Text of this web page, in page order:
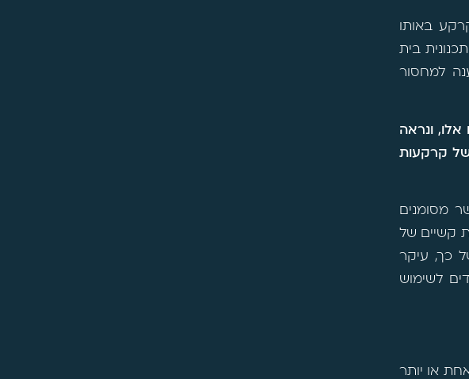
באותו
בית
למחסור
אלו, ונראה
קרקעות
מסומנים
קשיים של
כך, עיקר
לשימוש
או יותר